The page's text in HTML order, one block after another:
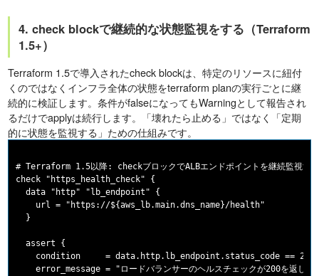
4. check blockで継続的な状態監視をする（Terraform
1.5+）
Terraform 1.5で導入されたcheck blockは、特定のリソースに紐付
くのではなくインフラ全体の状態をterraform planの実行ごとに継
続的に検証します。条件がfalseになってもWarningとして報告され
るだけでapplyは続行します。「壊れたら止める」ではなく「定期
的に状態を監視する」ための仕組みです。
# Terraform 1.5以降: checkブロックでALBエンドポイントを継続監視す
check "https_health_check" {
  data "http" "lb_endpoint" {
    url = "https://${aws_lb.main.dns_name}/health"
  }
  assert {
    condition     = data.http.lb_endpoint.status_code == 200
error_message = "ロードバランサーのヘルスチェックが200を返